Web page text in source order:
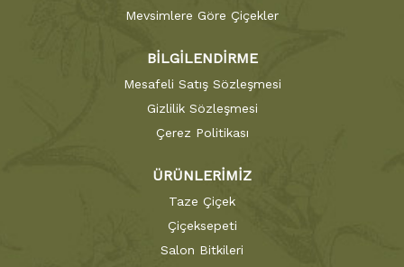
Mevsimlere Göre Çiçekler
BİLGİLENDİRME
Mesafeli Satış Sözleşmesi
Gizlilik Sözleşmesi
Çerez Politikası
ÜRÜNLERİMİZ
Taze Çiçek
Çiçeksepeti
Salon Bitkileri